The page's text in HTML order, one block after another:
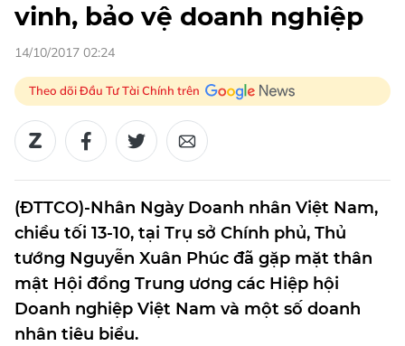
vinh, bảo vệ doanh nghiệp
14/10/2017 02:24
Theo dõi Đầu Tư Tài Chính trên
(ĐTTCO)-Nhân Ngày Doanh nhân Việt Nam,
chiều tối 13-10, tại Trụ sở Chính phủ, Thủ
tướng Nguyễn Xuân Phúc đã gặp mặt thân
mật Hội đồng Trung ương các Hiệp hội
Doanh nghiệp Việt Nam và một số doanh
nhân tiêu biểu.